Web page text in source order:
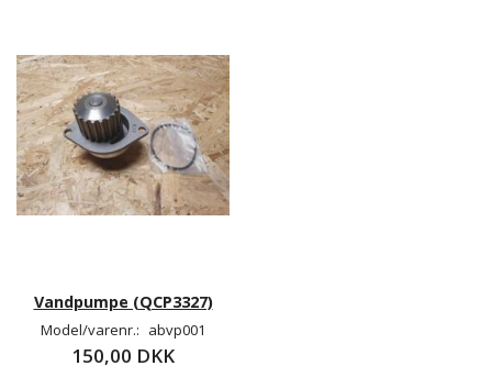
Vandpumpe (QCP3327)
Model/varenr.: abvp001
150,00 DKK